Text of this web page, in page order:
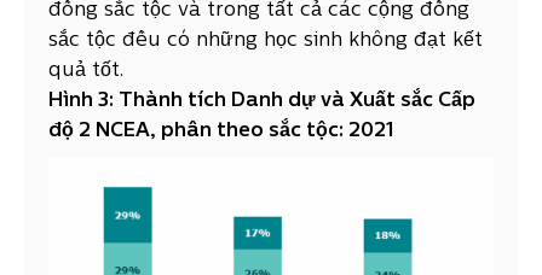
đồng sắc tộc và trong tất cả các cộng đồng
sắc tộc đều có những học sinh không đạt kết
quả tốt.
Hình 3: Thành tích Danh dự và Xuất sắc Cấp
độ 2 NCEA, phân theo sắc tộc: 2021